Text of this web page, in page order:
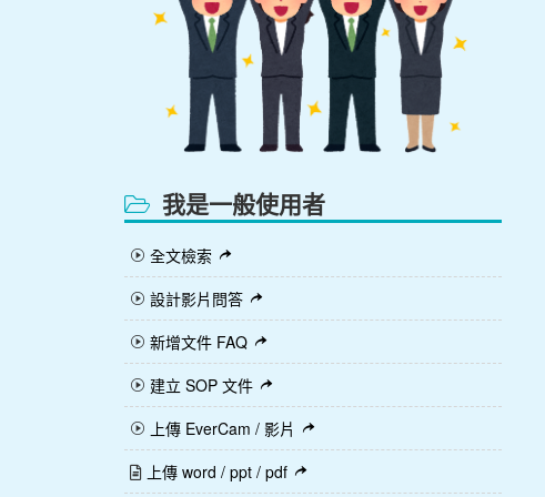
我是一般使用者
全文檢索
設計影片問答
新增文件 FAQ
建立 SOP 文件
上傳 EverCam / 影片
上傳 word / ppt / pdf